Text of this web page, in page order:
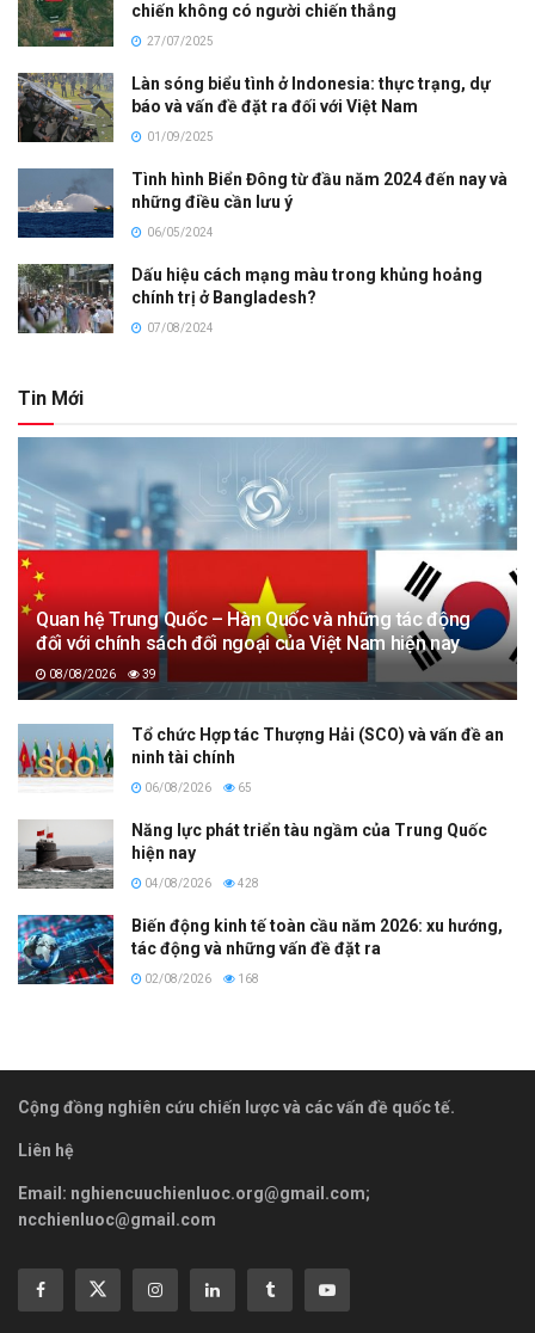
chiến không có người chiến thắng
27/07/2025
Làn sóng biểu tình ở Indonesia: thực trạng, dự
báo và vấn đề đặt ra đối với Việt Nam
01/09/2025
Tình hình Biển Đông từ đầu năm 2024 đến nay và
những điều cần lưu ý
06/05/2024
Dấu hiệu cách mạng màu trong khủng hoảng
chính trị ở Bangladesh?
07/08/2024
Tin Mới
Quan hệ Trung Quốc – Hàn Quốc và những tác động
đối với chính sách đối ngoại của Việt Nam hiện nay
08/08/2026 39
Tổ chức Hợp tác Thượng Hải (SCO) và vấn đề an
ninh tài chính
06/08/2026 65
Năng lực phát triển tàu ngầm của Trung Quốc
hiện nay
04/08/2026 428
Biến động kinh tế toàn cầu năm 2026: xu hướng,
tác động và những vấn đề đặt ra
02/08/2026 168
Cộng đồng nghiên cứu chiến lược và các vấn đề quốc tế.
Liên hệ
Email: nghiencuuchienluoc.org@gmail.com;
ncchienluoc@gmail.com